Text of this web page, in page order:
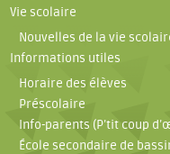
Vie scolaire
Nouvelles de la vie
Informations utiles
Horaire des élèves
Préscolaire
Info-parents (P’tit coup
École secondaire de